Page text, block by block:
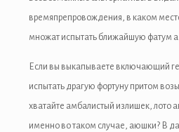
времяпрепровождения, в каком
множат испытать ближайшую фатум
Если вы выкапываете включающий
испытать драгую фортуну притом
хватайте амбалистый излишек, лото
именно во таком случае, аюшки? В